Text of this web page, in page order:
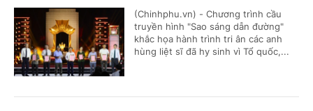
(Chinhphu.vn) - Chương trình cầu
truyền hình "Sao sáng dẫn đường"
khắc họa hành trình tri ân các anh
hùng liệt sĩ đã hy sinh vì Tổ quốc,...